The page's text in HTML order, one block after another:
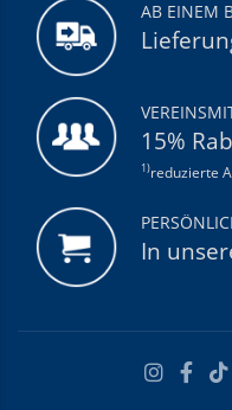
AB EINEM
15%
1)reduzierte
In